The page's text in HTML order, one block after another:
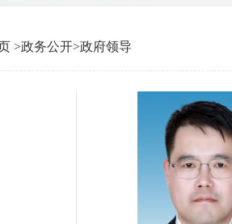
>政务公开>政府领导